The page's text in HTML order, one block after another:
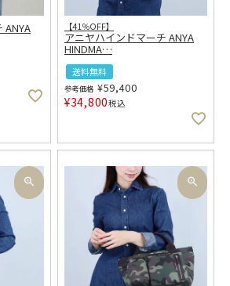
ANYA 【41％OFF】
アニヤハインドマーチ ANYA
HINDMA…
送料無料
参考価格 ¥59,400
¥34,800税込